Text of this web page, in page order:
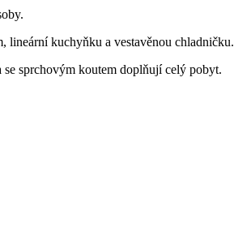
lineární kuchyňku a vestavěnou chladničku.
se sprchovým koutem doplňují celý pobyt.